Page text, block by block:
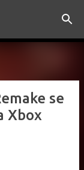
se
Xbox